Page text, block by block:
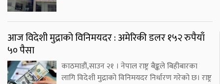
आज विदेशी मुद्राको विनिमयदर : अमेरिकी डलर १५२ रुपैयाँ
५० पैसा
काठमाडौं,साउन २१ । नेपाल राष्ट्र बैङ्कले बिहीबारका
लागि विदेशी मुद्राको विनिमयदर निर्धारण गरेको छ। राष्ट्र